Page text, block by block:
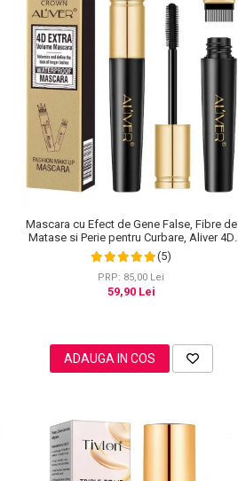
Mascara cu Efect de Gene False, Fibre de
Matase si Perie pentru Curbare, Aliver 4D
Extra Volume, Waterproof, Negru,10 g
(5)
PRP: 85,00 Lei
59,90 Lei
ADAUGA IN COS